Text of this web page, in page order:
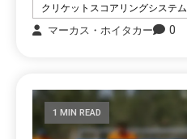
クリケットスコアリングシステム
マーカス・ホイタカー
0
1 MIN READ